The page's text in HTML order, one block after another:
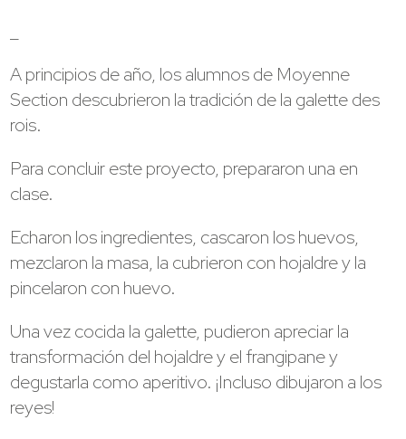
A principios de año, los alumnos de Moyenne
Section descubrieron la tradición de la galette des
rois.
Para concluir este proyecto, prepararon una en
clase.
Echaron los ingredientes, cascaron los huevos,
mezclaron la masa, la cubrieron con hojaldre y la
pincelaron con huevo.
Una vez cocida la galette, pudieron apreciar la
transformación del hojaldre y el frangipane y
degustarla como aperitivo. ¡Incluso dibujaron a los
reyes!